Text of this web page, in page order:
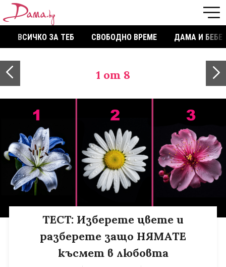
ВСИЧКО ЗА ТЕБ СВОБОДНО ВРЕМЕ ДАМА И БЕБЕ
1 от 8
ТЕСТ: Изберете цвете и
разберете защо НЯМАТЕ
късмет в любовта